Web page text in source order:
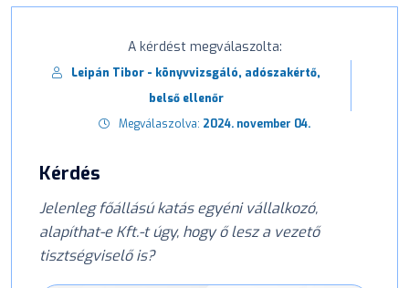
A kérdést megválaszolta:
Leipán Tibor - könyvvizsgáló, adószakértő,
belső ellenőr
Megválaszolva: 2024. november 04.
Kérdés
Jelenleg főállású katás egyéni vállalkozó,
alapíthat-e Kft.-t úgy, hogy ő lesz a vezető
tisztségviselő is?